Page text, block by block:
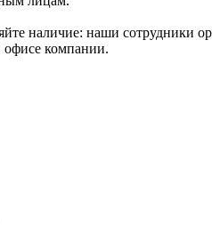
наличие: наши сотрудники
офисе компании.